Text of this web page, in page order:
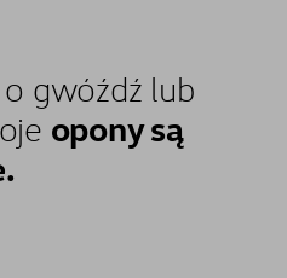
gwóźdź lub
opony są